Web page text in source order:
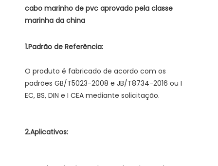
cabo marinho de pvc aprovado pela classe
O produto é fabricado de acordo com os
padrões GB/T5023-2008 e JB/T8734-2016 ou I